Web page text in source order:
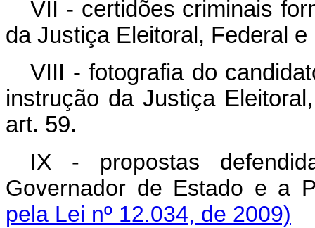
VII - certidões criminais
da Justiça Eleitoral, Federal e
VIII - fotografia do
instrução da Justiça
art. 59.
IX - propostas
Governador de Estado e
pela Lei nº 12.034, de 2009)